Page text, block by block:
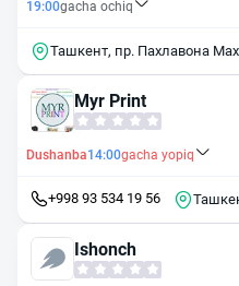
19:00gacha ochiq
Ташкент, пр. Пахлавона
Myr Print
Dushanba14:00gacha yopiq
+998 93 534 19 56
Ishonch